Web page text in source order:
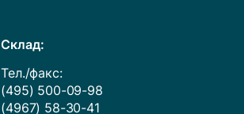
Cклад:
Тел./факс:
(495) 500-09-98
(4967) 58-30-41